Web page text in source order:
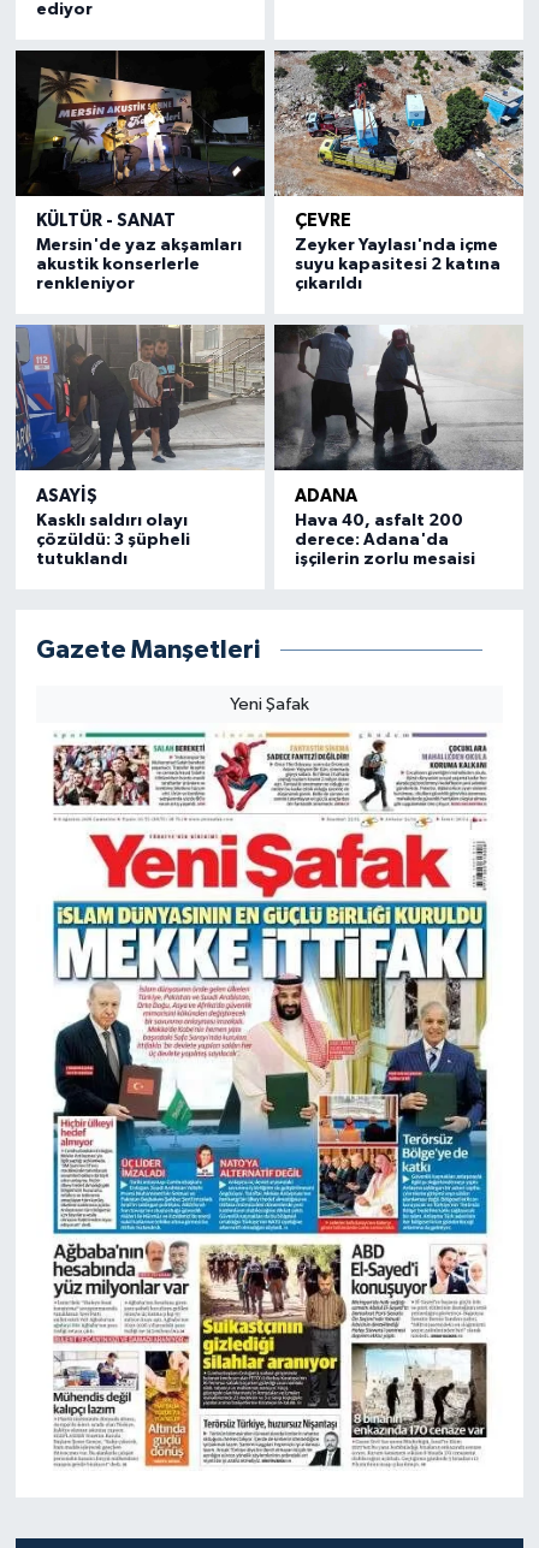
ediyor
KÜLTÜR - SANAT
Mersin'de yaz akşamları
akustik konserlerle
renkleniyor
ÇEVRE
Zeyker Yaylası'nda içme
suyu kapasitesi 2 katına
çıkarıldı
ASAYIŞ
Kasklı saldırı olayı
çözüldü: 3 şüpheli
tutuklandı
ADANA
Hava 40, asfalt 200
derece: Adana'da
işçilerin zorlu mesaisi
Gazete Manşetleri
Yeni Şafak